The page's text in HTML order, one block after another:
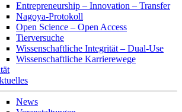
Entrepreneurship – Innovation – Transfer
Nagoya-Protokoll
Open Science – Open Access
Tierversuche
Wissenschaftliche Integrität – Dual-Use
Wissenschaftliche Karrierewege
News